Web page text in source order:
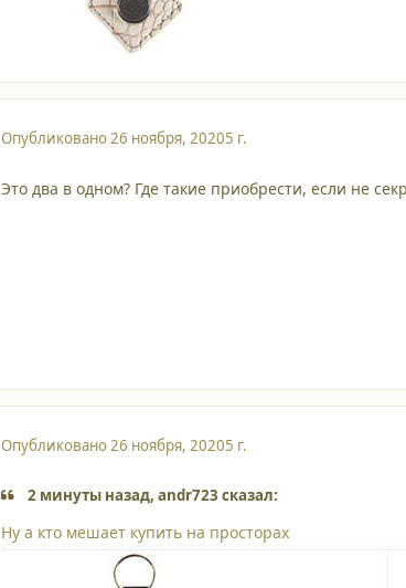
Опубликовано26 ноября, 20205 г.
Это два в одном? Где такие приобрести, если не
Опубликовано26 ноября, 20205 г.
2 минуты назад, andr723 сказал:
Ну а кто мешает купить на просторах